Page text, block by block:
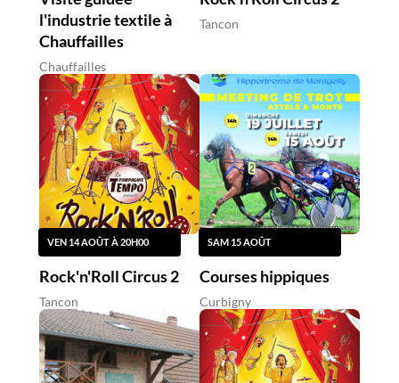
l'industrie textile à
Chauffailles
Chauffailles
Tancon
VEN 14 AOÛT À 20H00
Rock'n'Roll Circus 2
Tancon
SAM 15 AOÛT
Courses hippiques
Curbigny